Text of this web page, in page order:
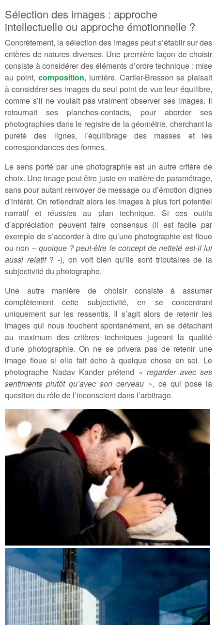
Sélection des images : approche
intellectuelle ou approche émotionnelle ?
Concrètement, la sélection des images peut s’établir sur des
critères de natures diverses. Une première façon de choisir
consiste à considérer des éléments d’ordre technique : mise
au point, composition, lumière. Cartier-Bresson se plaisait
à considérer ses images du seul point de vue leur équilibre,
comme s’il ne voulait pas vraiment observer ses images. Il
retournait ses planches-contacts, pour aborder ses
photographies dans le registre de la géométrie, cherchant la
pureté des lignes, l’équilibrage des masses et les
correspondances des formes.
Le sens porté par une photographie est un autre critère de
choix. Une image peut être juste en matière de paramétrage,
sans pour autant renvoyer de message ou d’émotion dignes
d’intérêt. On retiendrait alors les images à plus fort potentiel
narratif et réussies au plan technique. Si ces outils
d’appréciation peuvent faire consensus (il est facile par
exemple de s’accorder à dire qu’une photographie est floue
ou non – quoique ? peut-être le concept de netteté est-il lui
aussi relatif ? -), on voit bien qu’ils sont tributaires de la
subjectivité du photographe.
Une autre manière de choisir consiste à assumer
complètement cette subjectivité, en se concentrant
uniquement sur les ressentis. Il s’agit alors de retenir les
images qui nous touchent spontanément, en se détachant
au maximum des critères techniques jugeant la qualité
d’une photographie. On ne se privera pas de retenir une
image floue si elle fait écho à quelque chose en soi. Le
photographe Nadav Kander prétend « regarder avec ses
sentiments plutôt qu’avec son cerveau », ce qui pose la
question du rôle de l’inconscient dans l’arbitrage.